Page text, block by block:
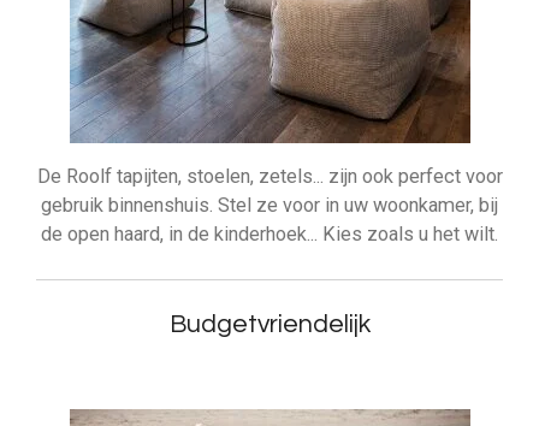
De Roolf tapijten, stoelen, zetels... zijn ook perfect voor
gebruik binnenshuis. Stel ze voor in uw woonkamer, bij
de open haard, in de kinderhoek... Kies zoals u het wilt.
Budgetvriendelijk